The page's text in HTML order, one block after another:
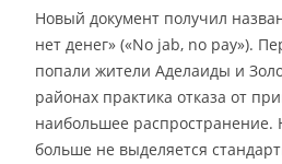
Новый документ получил
нет денег» («No jab, no pay»).
попали жители Аделаиды и
районах практика отказа от
наибольшее распространение.
больше не выделяется